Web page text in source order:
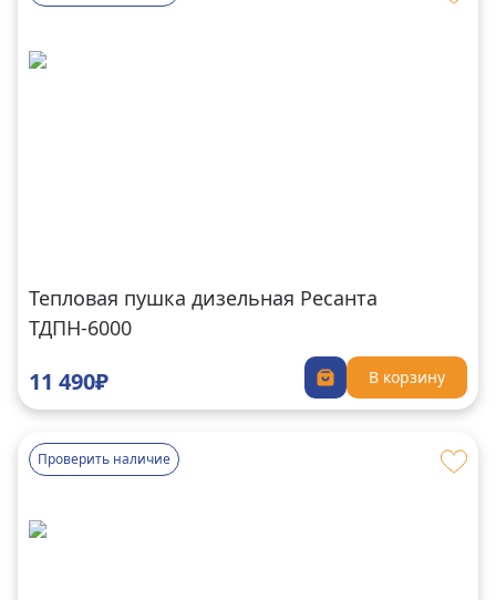
Тепловая пушка дизельная Ресанта
ТДПН-6000
11 490₽ В корзину
Проверить наличие